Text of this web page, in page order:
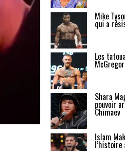
Mike
qui a
Les
Shara
pouvoir
Chimaev
Islam
l’histoire